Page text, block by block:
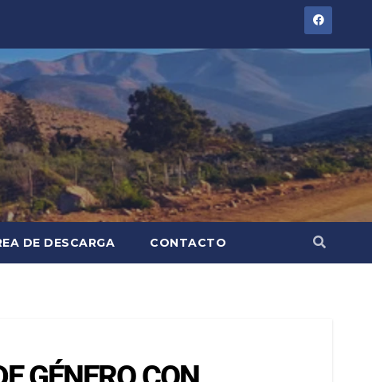
DE DESCARGA CONTACTO